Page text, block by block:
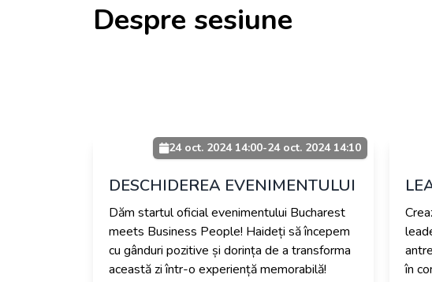
Despre sesiune
24 oct. 2024 14:00-24 oct. 2024 14:10
DESCHIDEREA EVENIMENTULUI
Dăm startul oficial evenimentului Bucharest
meets Business People! Haideți să începem
cu gânduri pozitive și dorința de a transforma
această zi într-o experiență memorabilă!
în